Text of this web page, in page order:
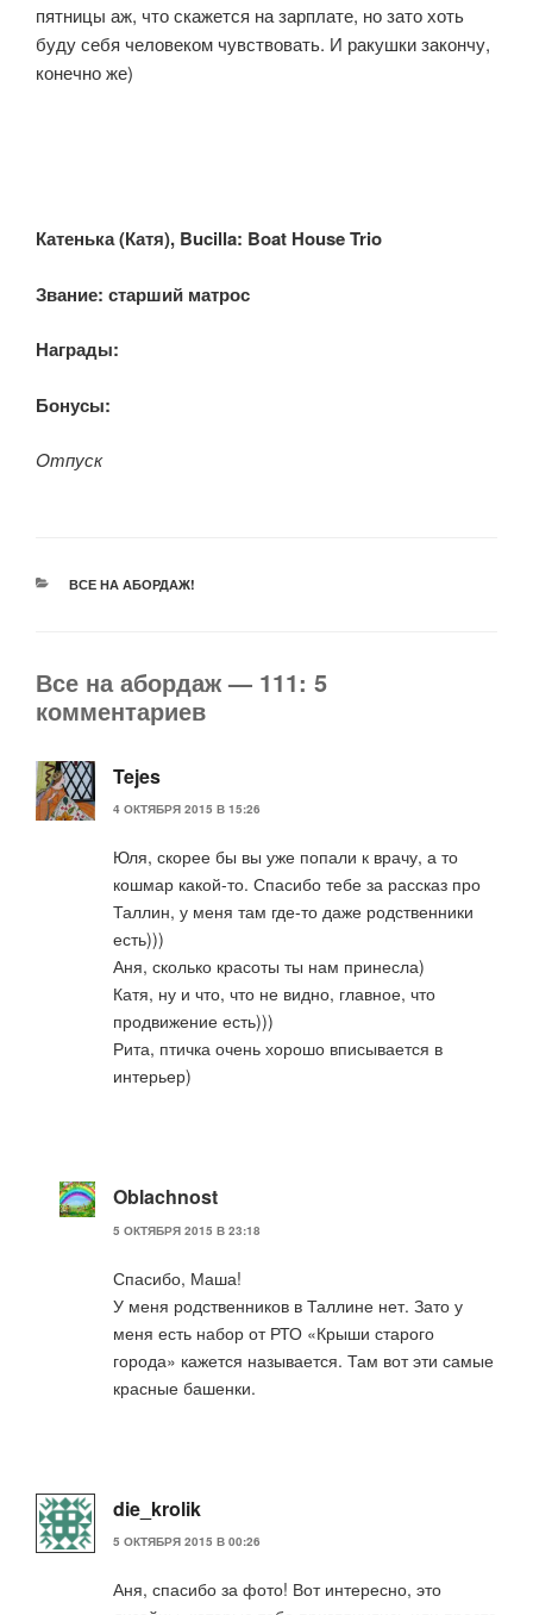
пятницы аж, что скажется на зарплате, но зато хоть
буду себя человеком чувствовать. И ракушки закончу,
конечно же)
Катенька(Катя), Bucilla: Boat House Trio
Звание: старший матрос
Награды:
Бонусы:
Oтпуск
РУБРИКИ
ВСЕ НА АБОРДАЖ!
Все на абордаж — 111: 5
комментариев
Tejes
4 ОКТЯБРЯ 2015 В 15:26
Юля, скорее бы вы уже попали к врачу, а то
кошмар какой-то. Спасибо тебе за рассказ про
Таллин, у меня там где-то даже родственники
есть)))
Аня, сколько красоты ты нам принесла)
Катя, ну и что, что не видно, главное, что
продвижение есть)))
Рита, птичка очень хорошо вписывается в
интерьер)
Oblachnost
5 ОКТЯБРЯ 2015 В 23:18
Спасибо, Маша!
У меня родственников в Таллине нет. Зато у
меня есть набор от РТО «Крыши старого
города» кажется называется. Там вот эти самые
красные башенки.
die_krolik
5 ОКТЯБРЯ 2015 В 00:26
Аня, спасибо за фото! Вот интересно, это